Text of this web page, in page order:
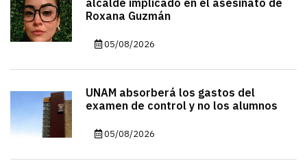
alcalde implicado en el asesinato de
Roxana Guzmán
05/08/2026
UNAM absorberá los gastos del
examen de control y no los alumnos
05/08/2026